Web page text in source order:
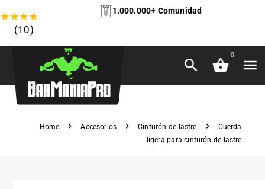
★★★★
(10)
1.000.000+ Comunidad
0
Home Accesorios Cinturón de lastre
Cuerda
ligera para cinturón de lastre